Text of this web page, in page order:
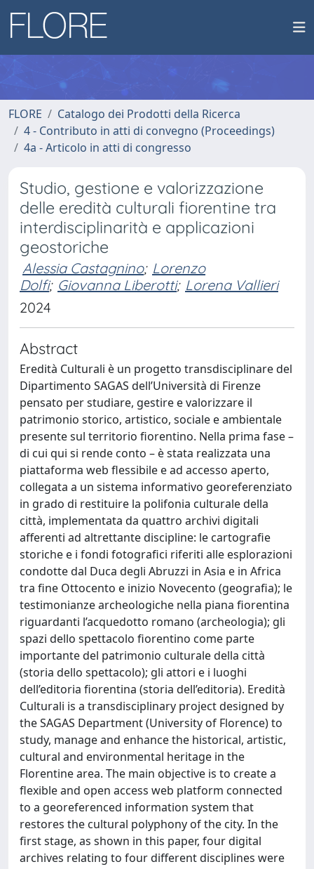
FLORE
Catalogo dei Prodotti della Ricerca
4 - Contributo in atti di convegno (Proceedings)
4a - Articolo in atti di congresso
Studio, gestione e valorizzazione
delle eredità culturali fiorentine tra
interdisciplinarità e applicazioni
geostoriche
Alessia Castagnino; Lorenzo
Dolfi; Giovanna Liberotti; Lorena Vallieri
2024
Abstract
Eredità Culturali è un progetto transdisciplinare del
Dipartimento SAGAS dell’Università di Firenze
pensato per studiare, gestire e valorizzare il
patrimonio storico, artistico, sociale e ambientale
presente sul territorio fiorentino. Nella prima fase –
di cui qui si rende conto – è stata realizzata una
piattaforma web flessibile e ad accesso aperto,
collegata a un sistema informativo georeferenziato
in grado di restituire la polifonia culturale della
città, implementata da quattro archivi digitali
afferenti ad altrettante discipline: le cartografie
storiche e i fondi fotografici riferiti alle esplorazioni
condotte dal Duca degli Abruzzi in Asia e in Africa
tra fine Ottocento e inizio Novecento (geografia); le
testimonianze archeologiche nella piana fiorentina
riguardanti l’acquedotto romano (archeologia); gli
spazi dello spettacolo fiorentino come parte
importante del patrimonio culturale della città
(storia dello spettacolo); gli attori e i luoghi
dell’editoria fiorentina (storia dell’editoria). Eredità
Culturali is a transdisciplinary project designed by
the SAGAS Department (University of Florence) to
study, manage and enhance the historical, artistic,
cultural and environmental heritage in the
Florentine area. The main objective is to create a
flexible and open access web platform connected
to a georeferenced information system that
restores the cultural polyphony of the city. In the
first stage, as shown in this paper, four digital
archives relating to four different disciplines were